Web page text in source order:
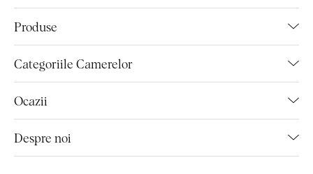
Produse
Categoriile Camerelor
Ocazii
Despre noi